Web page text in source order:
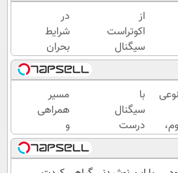
از
اکوتراست
سیگنال
رایگان
سرمایه
گذاری
بگیر
در
شرایط
بحران
ارزش
پولت
رو
حفظ
کن!
سیگنال
رایگان!
با
سیگنال
درست
سرمایه
گذاری
مسیر
همراهی
و
گزارش
عملکرد